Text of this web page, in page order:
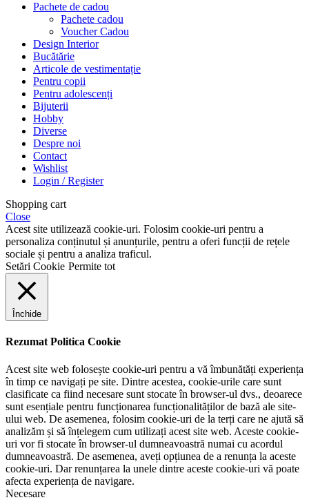
Pachete de cadou
Pachete cadou
Voucher Cadou
Design Interior
Bucătărie
Articole de vestimentație
Pentru copii
Pentru adolescenți
Bijuterii
Hobby
Diverse
Despre noi
Contact
Wishlist
Login / Register
Shopping cart
Close
Acest site utilizează cookie-uri. Folosim cookie-uri pentru a
personaliza conținutul și anunțurile, pentru a oferi funcții de rețele
sociale și pentru a analiza traficul.
Setări Cookie Permite tot
Închide
Rezumat Politica Cookie
Acest site web folosește cookie-uri pentru a vă îmbunătăți experiența
în timp ce navigați pe site. Dintre acestea, cookie-urile care sunt
clasificate ca fiind necesare sunt stocate în browser-ul dvs., deoarece
sunt esențiale pentru funcționarea funcționalităților de bază ale site-
ului web. De asemenea, folosim cookie-uri de la terți care ne ajută să
analizăm și să înțelegem cum utilizați acest site web. Aceste cookie-
uri vor fi stocate în browser-ul dumneavoastră numai cu acordul
dumneavoastră. De asemenea, aveți opțiunea de a renunța la aceste
cookie-uri. Dar renunțarea la unele dintre aceste cookie-uri vă poate
afecta experiența de navigare.
Necesare